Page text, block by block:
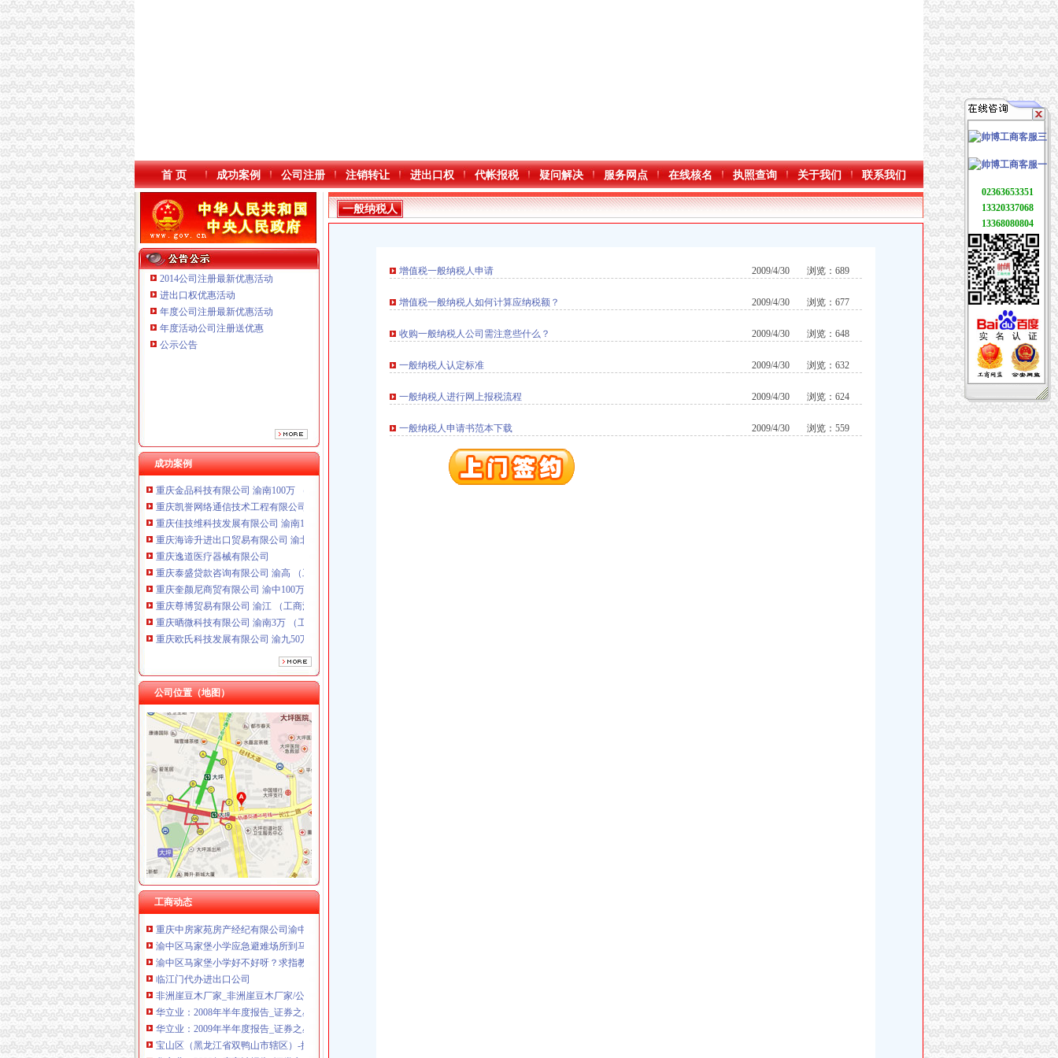
首 页 成功案例 公司注册 注销转让 进出口权 代帐报税 疑问解决 服务网点 在线核名 执照查询 关于我们 联系我们
2014公司注册最新优惠活动
进出口权优惠活动
年度公司注册最新优惠活动
年度活动公司注册送优惠
公示公告
成功案例
重庆海谛升进出口贸易有限公司 渝北100万 （进出口权）
重庆欧氏科技发展有限公司 渝九50万 （进出口权）
重庆市明诚塑料制品有限责任公司 渝高100万 （进出口权）
重庆金品科技有限公司 渝南100万 （进出口权）
重庆凯誉网络通信技术工程有限公司 渝中300万 （工商变更）
重庆佳技维科技发展有限公司 渝南100万 （进出口权）
重庆海谛升进出口贸易有限公司 渝北100万 （进出口权）
重庆逸道医疗器械有限公司
重庆泰盛贷款咨询有限公司 渝高 （工商注册）
重庆奎颜尼商贸有限公司 渝中100万 （工商注册）
重庆尊博贸易有限公司 渝江 （工商注册）
重庆晒微科技有限公司 渝南3万 （工商注册）
重庆欧氏科技发展有限公司 渝九50万 （进出口权）
重庆市明诚塑料制品有限责任公司 渝高100万 （进出口权）
重庆金品科技有限公司 渝南100万 （进出口权）
重庆凯誉网络通信技术工程有限公司 渝中300万 （工商变更）
重庆佳技维科技发展有限公司 渝南100万 （进出口权）
公司位置（地图）
工商动态
渝中区马家堡
重庆市渝中区马家堡小学2017年新生招生通告！_重庆幼升小_家长帮
2017年重庆二级建造师考试地点重庆市渝中区马家堡小学在哪？_二级
重庆市渝中区马家堡小学校怎么样_百度知道
渝中区马家堡小学二年级三班二单元复习资料(一)_老师_新浪博客
说课唐令春重庆渝中区马家堡小学《可能》—在线播放—优酷
桐君阁大房重庆市渝中区马家堡八十八店
重庆市渝中区马家堡小学评论怎么样-我要搜学网
重庆中房家苑房产经纪有限公司渝中区马家堡经营部_【信用信息_诉讼
渝中区马家堡小学应急避难场所到马家堡怎么走？-住哪网
渝中区马家堡小学好不好呀？求指教-早教幼儿园小学-重庆购物狂
临江门代办进出口公司
非洲崖豆木厂家_非洲崖豆木厂家/公司-阿里巴巴公司黄页
华立业：2008年半年度报告_证券之星
华立业：2009年半年度报告_证券之星
宝山区（黑龙江省双鸭山市辖区）-搜百科
华立业：2008年度审计报告_证券之星
一般纳税人
增值税一般纳税人申请 2009/4/30 浏览：689
增值税一般纳税人如何计算应纳税额？ 2009/4/30 浏览：677
收购一般纳税人公司需注意些什么？ 2009/4/30 浏览：648
一般纳税人认定标准 2009/4/30 浏览：632
一般纳税人进行网上报税流程 2009/4/30 浏览：624
一般纳税人申请书范本下载 2009/4/30 浏览：559
02363653351
13320337068
13368080804